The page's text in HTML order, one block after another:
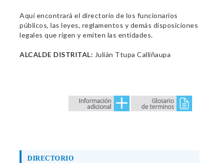
Aquí encontrará el directorio de los funcionarios
públicos, las leyes, reglamentos y demás disposiciones
legales que rigen y emiten las entidades.
ALCALDE DISTRITAL: Julián Ttupa Calliñaupa
DIRECTORIO